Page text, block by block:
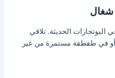
الحديثة. تلاقي
في طقطقة مستمرة من غير